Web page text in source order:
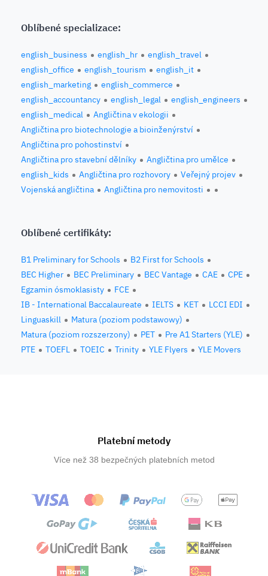
Oblíbené specializace:
english_business english_hr
english_travel
english_office
english_tourism
english_it
english_marketing
english_commerce
english_accountancy
english_legal
english_engineers
english_medical
Angličtina v ekologii
Angličtina pro biotechnologie a bioinženýrství
Angličtina pro pohostinství
Angličtina pro stavební dělníky
Angličtina pro umělce
english_kids
Angličtina pro rozhovory
Veřejný projev
Vojenská angličtina
Angličtina pro nemovitosti
Oblíbené certifikáty:
B1 Preliminary for Schools
B2 First for Schools
BEC Higher
BEC Preliminary BEC Vantage CAE
CPE
Egzamin ósmoklasisty
FCE
IB - International Baccalaureate
IELTS KET
LCCI EDI
Linguaskill
Matura (poziom podstawowy)
Matura (poziom rozszerzony)
PET
Pre A1 Starters (YLE)
PTE
TOEFL TOEIC Trinity YLE Flyers YLE Movers
Platební metody
Více než 38 bezpečných platebních metod